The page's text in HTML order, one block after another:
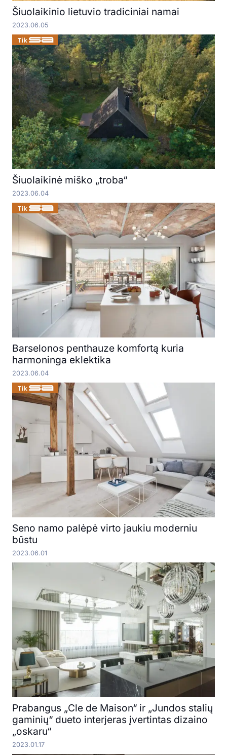
Šiuolaikinio lietuvio tradiciniai namai
2023.06.05
Šiuolaikinė miško „troba“
2023.06.04
Barselonos penthauze komfortą kuria
harmoninga eklektika
2023.06.04
Seno namo palėpė virto jaukiu moderniu
būstu
2023.06.01
Prabangus „Cle de Maison“ ir „Jundos stalių
gaminių“ dueto interjeras įvertintas dizaino
„oskaru“
2023.01.17